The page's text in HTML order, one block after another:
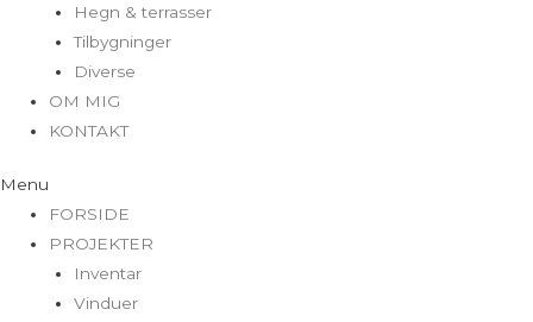
Hegn & terrasser
Tilbygninger
Diverse
OM MIG
KONTAKT
Menu
FORSIDE
PROJEKTER
Inventar
Vinduer